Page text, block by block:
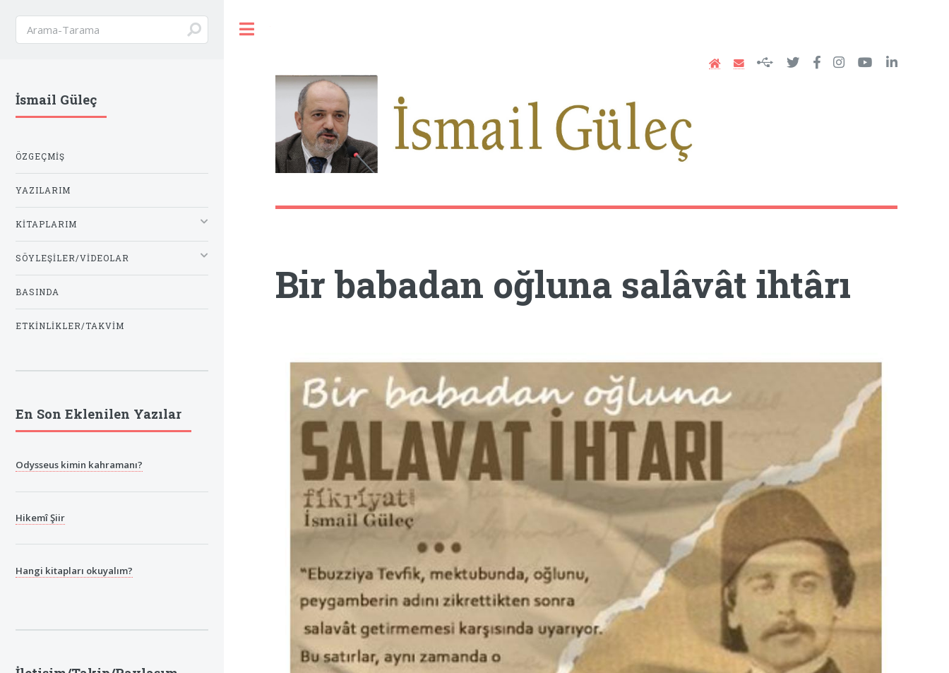
Bir babadan oğluna salâvât ihtârı
İsmail Güleç
ÖZGEÇMIŞ
YAZILARIM
KITAPLARIM
SÖYLEŞILER/VIDEOLAR
BASINDA
ETKINLIKLER/TAKVIM
En Son Eklenilen Yazılar
Odysseus kimin kahramanı?
Hikemî Şiir
Hangi kitapları okuyalım?